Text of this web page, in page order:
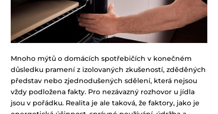
Mnoho mýtů o domácích spotřebičích v konečném
důsledku pramení z izolovaných zkušeností, zděděných
představ nebo zjednodušených sdělení, která nejsou
vždy podložena fakty. Pro nezávazný rozhovor u jídla
jsou v pořádku. Realita je ale taková, že faktory, jako je